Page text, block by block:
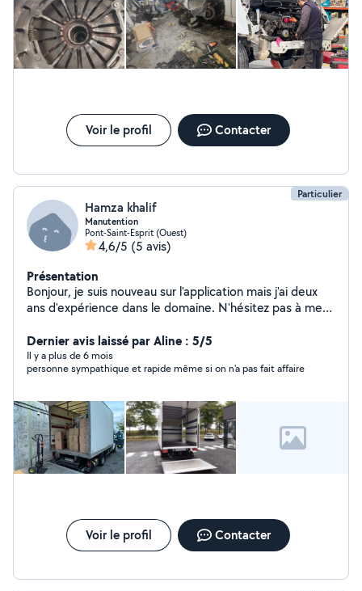
Voir le profil Contacter
Particulier
Hamza khalif
Manutention
Pont-Saint-Esprit (Ouest)
4,6/5 (5 avis)
Présentation
Bonjour, je suis nouveau sur l'application mais j'ai deux
ans d'expérience dans le domaine. N'hésitez pas à me
Équipé de diables, chariot, sangles, cartons, couvertures
de protections etc...
Dernier avis laissé par Aline : 5/5
Il y a plus de 6 mois
personne sympathique et rapide même si on n'a pas fait affaire
Voir le profil Contacter